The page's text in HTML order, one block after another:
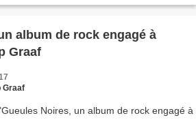
album de rock engagé à
Graaf
Graaf